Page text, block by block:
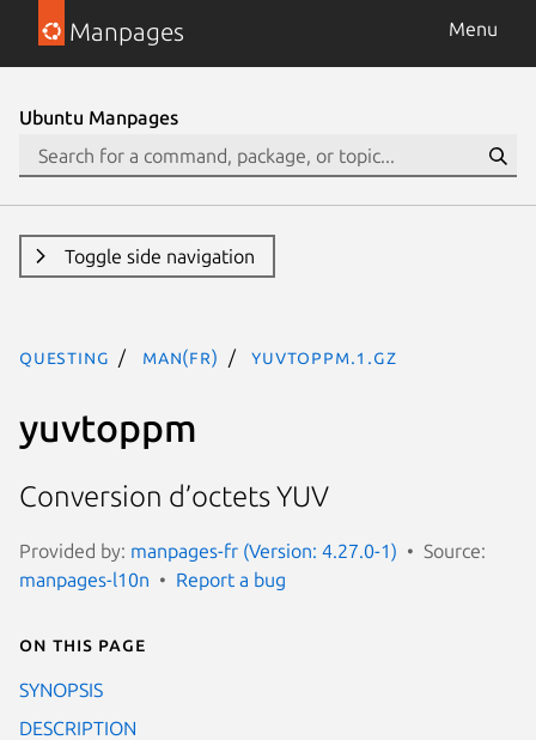
Manpages Menu
Ubuntu Manpages
Toggle side navigation
questing man(fr) yuvtoppm.1.gz
yuvtoppm
Conversion d’octets YUV
Provided by: manpages-fr (Version: 4.27.0-1)
Source:
manpages-l10n
Report a bug
On this page
SYNOPSIS
DESCRIPTION